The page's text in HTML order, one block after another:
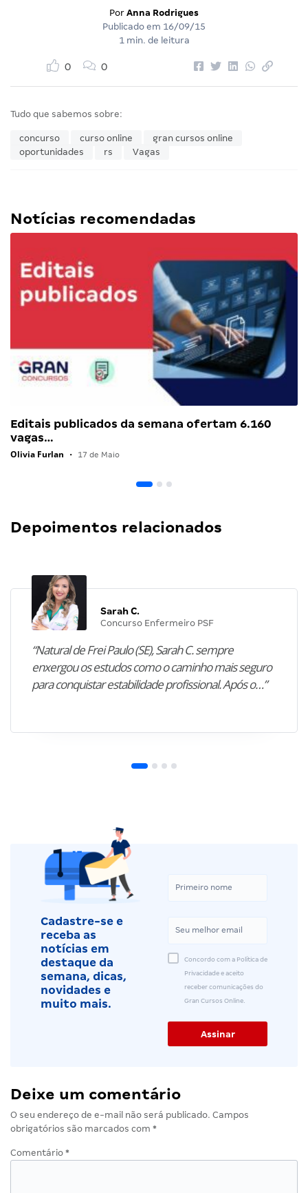
Por Anna Rodrigues
Publicado em 16/09/15
1 min. de leitura
0 0
Tudo que sabemos sobre:
concurso curso online
gran cursos online
oportunidades
rs Vagas
Notícias recomendadas
Editais publicados da semana ofertam 6.160
vagas…
Olivia Furlan • 17 de Maio
Depoimentos relacionados
Sarah C.
Concurso Enfermeiro PSF
“Natural de Frei Paulo (SE), Sarah C. sempre
enxergou os estudos como o caminho mais seguro
para conquistar estabilidade profissional. Após o…”
Cadastre-se e
receba as
notícias em
destaque da
semana, dicas,
novidades e
muito mais.
Concordo com a Política de
Privacidade e aceito
receber comunicações do
Gran Cursos Online.
Deixe um comentário
O seu endereço de e-mail não será publicado. Campos
obrigatórios são marcados com *
Comentário *